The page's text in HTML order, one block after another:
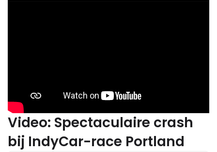
Video: Spectaculaire crash
bij IndyCar-race Portland